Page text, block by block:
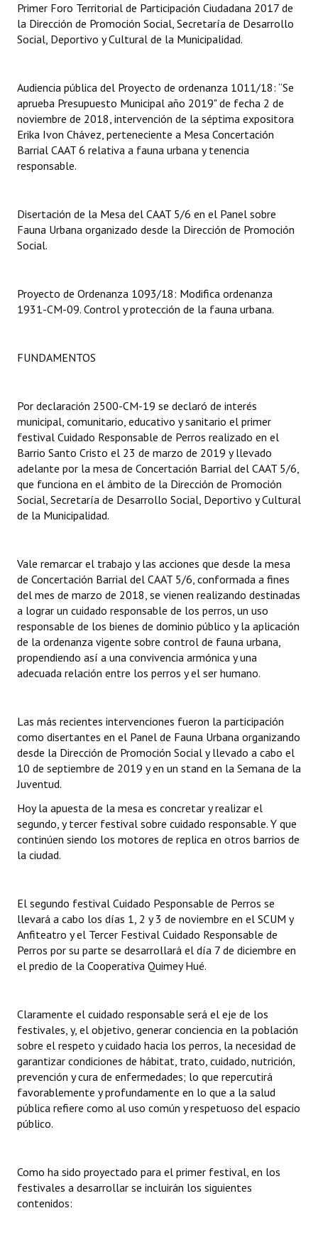
Antiguos Pobladores - Registro
Reconocimientos - Registro
Entrega de distinciones
REFORMA DE LA CARTA ORGÁNICA
Primer Foro Territorial de Participación Ciudadana 2017 de
la Dirección de Promoción Social, Secretaría de Desarrollo
Social, Deportivo y Cultural de la Municipalidad.
Audiencia pública del Proyecto de ordenanza 1011/18: “Se
aprueba Presupuesto Municipal año 2019" de fecha 2 de
noviembre de 2018, intervención de la séptima expositora
Erika Ivon Chávez, perteneciente a Mesa Concertación
Barrial CAAT 6 relativa a fauna urbana y tenencia
responsable.
Disertación de la Mesa del CAAT 5/6 en el Panel sobre
Fauna Urbana organizado desde la Dirección de Promoción
Social.
Proyecto de Ordenanza 1093/18: Modifica ordenanza
1931-CM-09. Control y protección de la fauna urbana.
FUNDAMENTOS
Por declaración 2500-CM-19 se declaró de interés
municipal, comunitario, educativo y sanitario el primer
festival Cuidado Responsable de Perros realizado en el
Barrio Santo Cristo el 23 de marzo de 2019 y llevado
adelante por la mesa de Concertación Barrial del CAAT 5/6,
que funciona en el ámbito de la Dirección de Promoción
Social, Secretaría de Desarrollo Social, Deportivo y Cultural
de la Municipalidad.
Vale remarcar el trabajo y las acciones que desde la mesa
de Concertación Barrial del CAAT 5/6, conformada a fines
del mes de marzo de 2018, se vienen realizando destinadas
a lograr un cuidado responsable de los perros, un uso
responsable de los bienes de dominio público y la aplicación
de la ordenanza vigente sobre control de fauna urbana,
propendiendo así a una convivencia armónica y una
adecuada relación entre los perros y el ser humano.
Las más recientes intervenciones fueron la participación
como disertantes en el Panel de Fauna Urbana organizando
desde la Dirección de Promoción Social y llevado a cabo el
10 de septiembre de 2019 y en un stand en la Semana de la
Juventud.
Hoy la apuesta de la mesa es concretar y realizar el
segundo, y tercer festival sobre cuidado responsable. Y que
continúen siendo los motores de replica en otros barrios de
la ciudad.
El segundo festival Cuidado Pesponsable de Perros se
llevará a cabo los días 1, 2 y 3 de noviembre en el SCUM y
Anfiteatro y el Tercer Festival Cuidado Responsable de
Perros por su parte se desarrollará el día 7 de diciembre en
el predio de la Cooperativa Quimey Hué.
Claramente el cuidado responsable será el eje de los
festivales, y, el objetivo, generar conciencia en la población
sobre el respeto y cuidado hacia los perros, la necesidad de
garantizar condiciones de hábitat, trato, cuidado, nutrición,
prevención y cura de enfermedades; lo que repercutirá
favorablemente y profundamente en lo que a la salud
pública refiere como al uso común y respetuoso del espacio
público.
Como ha sido proyectado para el primer festival, en los
festivales a desarrollar se incluirán los siguientes
contenidos: